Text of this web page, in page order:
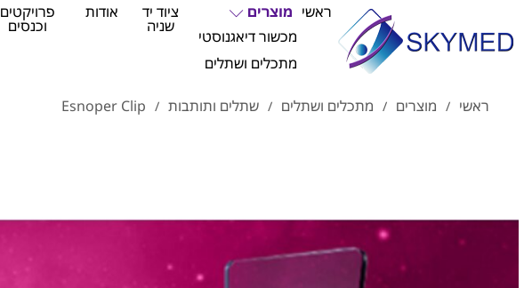
ראשי מוצרים
מכשור דיאגנוסטי
מתכלים ושתלים
ציוד יד
שניה
אודות פרויקטים
וכנסים
ראשי / מוצרים / מתכלים ושתלים / שתלים ותותבות /
Esnoper Clip